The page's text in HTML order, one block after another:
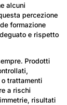
alcuni
percezione
formazione
e rispetto
Prodotti
trattamenti
a rischi
risultati